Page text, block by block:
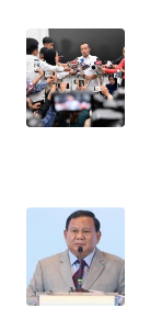
PEDOMAN
MEDIA
SIBER
KARIR
DISCLAIMER